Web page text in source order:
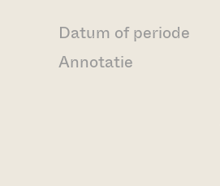
Datum of periode
Annotatie